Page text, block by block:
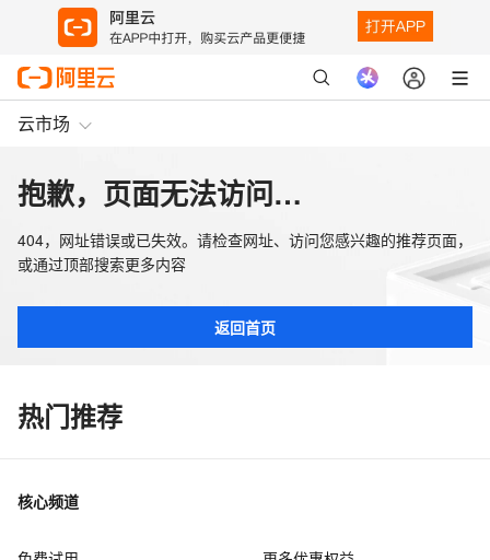
云市场
抱歉，页面无法访问…
404，网址错误或已失效。请检查网址、访问您感兴趣的推荐页面，
或通过顶部搜索更多内容
返回首页
热门推荐
核心频道